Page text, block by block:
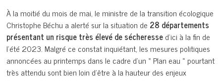
À la moitié du mois de mai, le ministre de la transition écologique
Christophe Béchu a alerté sur la situation de 28 départements
présentant un risque très élevé de sécheressed’ici à la fin de
l’été 2023. Malgré ce constat inquiétant, les mesures politiques
annoncées au printemps dans le cadre d’un « Plan eau » pourtant
très attendu sont bien loin d’être à la hauteur des enjeux